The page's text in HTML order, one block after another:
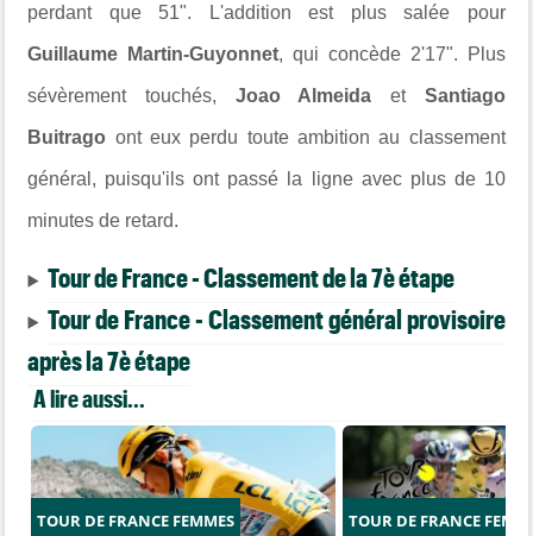
perdant que 51". L'addition est plus salée pour
Guillaume Martin-Guyonnet, qui concède 2'17". Plus
sévèrement touchés, Joao Almeida et Santiago
Buitrago ont eux perdu toute ambition au classement
général, puisqu'ils ont passé la ligne avec plus de 10
minutes de retard.
Tour de France - Classement de la 7è étape
Tour de France - Classement général provisoire
après la 7è étape
A lire aussi...
TOUR DE FRANCE FEMMES TOUR DE FRANCE